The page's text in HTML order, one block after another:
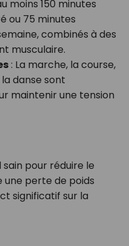
moins 150 minutes
ou 75 minutes
combinés à des
musculaire.
: La marche, la course,
danse sont
maintenir une tension
pour réduire le
une perte de poids
significatif sur la